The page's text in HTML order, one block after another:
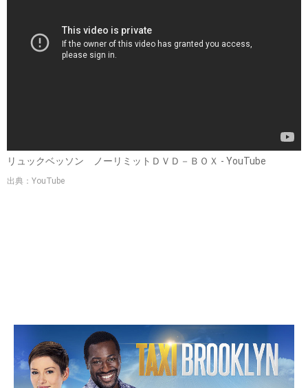
リュックベッソン ノーリミットＤＶＤ－ＢＯＸ - YouTube
出典：YouTube